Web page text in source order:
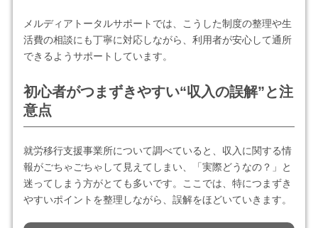
メルディアトータルサポートでは、こうした制度の整理や生
活費の相談にも丁寧に対応しながら、利用者が安心して通所
できるようサポートしています。
初心者がつまずきやすい“収入の誤解”と注
意点
就労移行支援事業所について調べていると、収入に関する情
報がごちゃごちゃして見えてしまい、「実際どうなの？」と
迷ってしまう方がとても多いです。ここでは、特につまずき
やすいポイントを整理しながら、誤解をほどいていきます。